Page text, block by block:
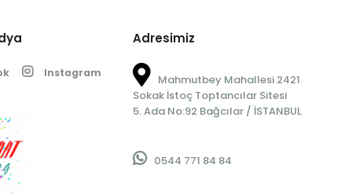
Instagram
Adresimiz
Mahmutbey Mahallesi 2421
Sokak İstoç Toptancılar Sitesi
5. Ada No:92 Bağcılar / İSTANBUL
0544 771 84 84